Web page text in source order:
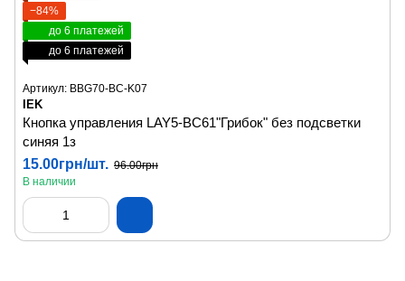
−84%
до 6 платежей
до 6 платежей
Артикул: BBG70-BC-K07
IEK
Кнопка управления LAY5-BC61"Грибок" без подсветки
синяя 1з
15.00грн/шт. 96.00грн
В наличии